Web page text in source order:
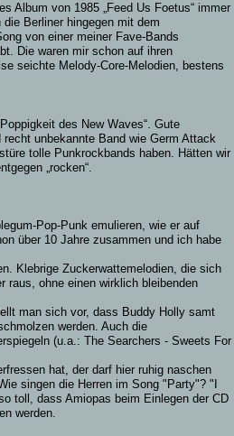
Album von 1985 „Feed Us Foetus“ immer
Berliner hingegen mit dem
von einer meiner Fave-Bands
Die waren mir schon auf ihren
seichte Melody-Core-Melodien, bestens
des New Waves“. Gute
unbekannte Band wie Germ Attack
tolle Punkrockbands haben. Hätten wir
„rocken“.
Pop-Punk emulieren, wie er auf
über 10 Jahre zusammen und ich habe
Klebrige Zuckerwattemelodien, die sich
raus, ohne einen wirklich bleibenden
man sich vor, dass Buddy Holly samt
werden. Auch die
(u.a.: The Searchers - Sweets For
hat, der darf hier ruhig naschen
singen die Herren im Song "Party"? "I
toll, dass Amiopas beim Einlegen der CD
werden.